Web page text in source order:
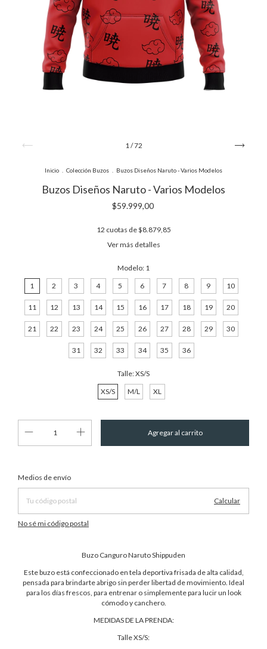
1/72
Inicio Colección Buzos Buzos Diseños Naruto - Varios Modelos
Buzos Diseños Naruto - Varios Modelos
$59.999,00
12 cuotas de$8.879,85
Ver más detalles
Modelo: 1
1
2 3 4 5 6 7 8 9 10
11 12 13 14 15 16 17 18 19 20
21 22 23 24 25 26 27 28 29 30
31 32 33 34 35 36
Talle:XS/S
XS/S
M/L XL
Entregas para el CP:
Medios de envío
Calcular
No sé mi código postal
Buzo Canguro Naruto Shippuden
Este buzo está confeccionado en tela deportiva frisada de alta calidad,
pensada para brindarte abrigo sin perder libertad de movimiento. Ideal
para los días frescos, para entrenar o simplemente para lucir un look
cómodo y canchero.
MEDIDAS DE LA PRENDA:
Talle XS/S: